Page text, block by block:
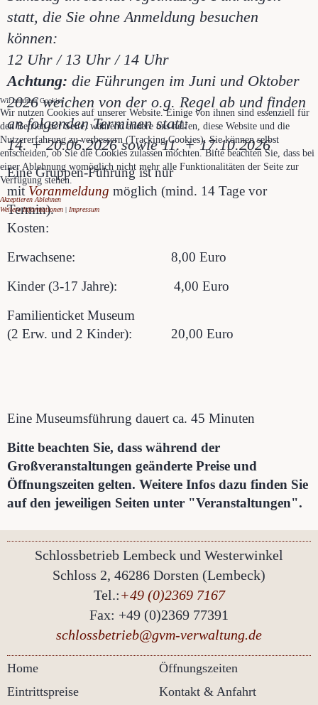
statt, die Sie ohne Anmeldung besuchen
können:
12 Uhr / 13 Uhr / 14 Uhr
Achtung: die Führungen im Juni und Oktober
2026 weichen von der o.g. Regel ab und finden
an folgenden Terminen statt:
14. + 20.06.2026 sowie 11. + 17.10.2026
Eine Gruppen-Führung ist nur
mitVoranmeldung möglich (mind. 14 Tage vor
Termin).
Kosten:
Erwachsene: 8,00 Euro
Kinder (3-17 Jahre): 4,00 Euro
Familienticket Museum
(2 Erw. und 2 Kinder): 20,00 Euro
Eine Museumsführung dauert ca. 45 Minuten
Bitte beachten Sie, dass während der
Großveranstaltungen geänderte Preise und
Öffnungszeiten gelten. Weitere Infos dazu finden Sie
auf den jeweiligen Seiten unter "Veranstaltungen".
Schlossbetrieb Lembeck und Westerwinkel
Schloss 2, 46286 Dorsten (Lembeck)
Tel.:+49 (0)2369 7167
Fax: +49 (0)2369 77391
schlossbetrieb@gvm-verwaltung.de
Home
Öffnungszeiten
Eintrittspreise
Kontakt & Anfahrt
Wir benutzen Cookies
Wir nutzen Cookies auf unserer Website. Einige von ihnen sind essenziell für
den Betrieb der Seite, während andere uns helfen, diese Website und die
Nutzererfahrung zu verbessern (Tracking Cookies). Sie können selbst
entscheiden, ob Sie die Cookies zulassen möchten. Bitte beachten Sie, dass bei
einer Ablehnung womöglich nicht mehr alle Funktionalitäten der Seite zur
Verfügung stehen.
Akzeptieren Ablehnen
Weitere Informationen | Impressum